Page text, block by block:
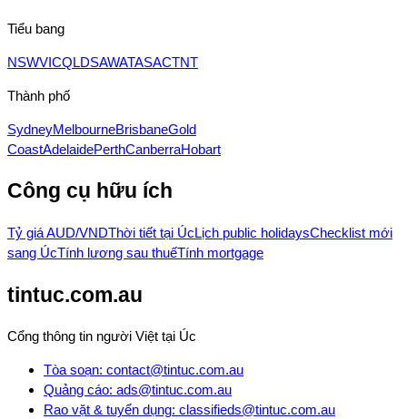
Tiểu bang
NSWVICQLDSAWATASACTNT
Thành phố
SydneyMelbourneBrisbaneGold
CoastAdelaidePerthCanberraHobart
Công cụ hữu ích
Tỷ giá AUD/VNDThời tiết tại ÚcLịch public holidaysChecklist mới
sang ÚcTính lương sau thuếTính mortgage
tintuc.com.au
Cổng thông tin người Việt tại Úc
Tòa soạn: contact@tintuc.com.au
Quảng cáo: ads@tintuc.com.au
Rao vặt & tuyển dụng: classifieds@tintuc.com.au